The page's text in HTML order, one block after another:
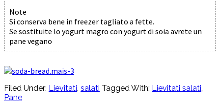
Note
Si conserva bene in freezer tagliato a fette.
Se sostituite lo yogurt magro con yogurt di soia avrete un
pane vegano
Filed Under: Lievitati, salati Tagged With: Lievitati salati,
Pane